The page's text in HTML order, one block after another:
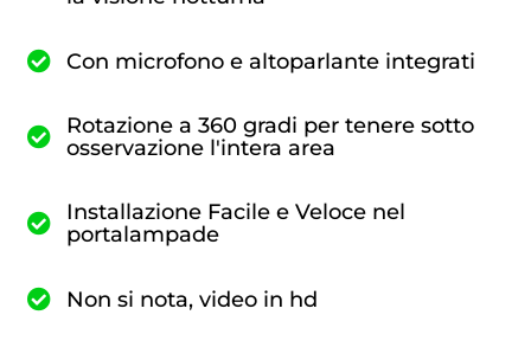
Con microfono e altoparlante integrati
Rotazione a 360 gradi per tenere sotto
osservazione l'intera area
Installazione Facile e Veloce nel
portalampade
Non si nota, video in hd